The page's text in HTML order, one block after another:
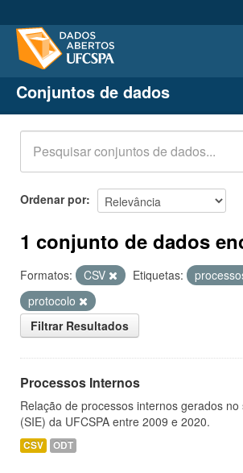
Conjuntos de dados
Organizações
Grupos
Sobre
Conjuntos de dados
Ordenar por
1 conjunto de dados
Formatos: CSV Etiquetas:
protocolo
Filtrar Resultados
Processos Internos
Relação de processos internos gerados
(SIE) da UFCSPA entre 2009 e 2020.
CSV ODT